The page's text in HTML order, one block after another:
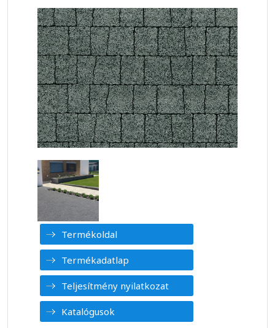
Termékoldal
Termékadatlap
Teljesítmény nyilatkozat
Katalógusok